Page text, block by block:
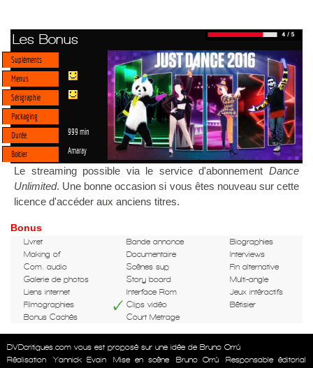
Les Bonus
Supléments
Menus
Sérigraphie
Packaging
Durée
999 min
Boitier Amaray
Le streaming possible via le service d'abonnement Dance
Unlimited. Une bonne occasion si vous êtes nouveau sur cette
licence d'accéder aux anciens titres.
Bonus
Livret Bande annonce
Biographies
Making of
Documentaire
Interviews
Com. audio
Scènes sup
Fin alternative
Galerie de photos
Story board
Multi-angle
Liens internet
Interface Rom
Jeux intéractifs
Filmographies
Clips vidéo
Bêtisier
Bonus Cachés
Court Metrage
DVDcritiques.com vous est proposé sur une idée de Bruno Orrú
Réalisation
Yannick Evain Mise en scène Bruno Orrú
Responsable éditorial